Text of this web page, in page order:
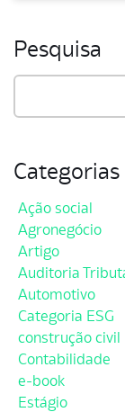
Pesquisa
Categorias
Ação social
Agronegócio
Artigo
Auditoria
Automotivo
Categoria ESG
construção civil
Contabilidade
e-book
Estágio